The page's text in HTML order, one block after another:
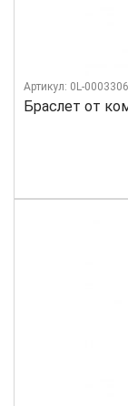
Браслет от
Артикул: 0L-